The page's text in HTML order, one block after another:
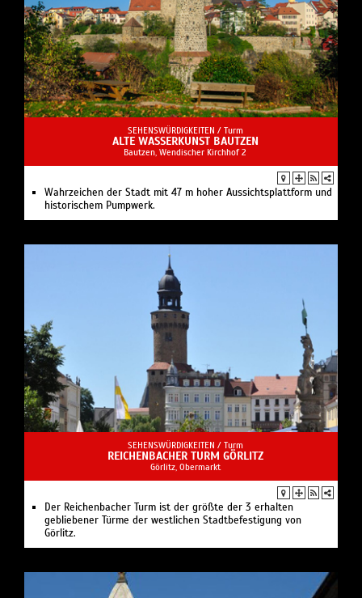
SEHENSWÜRDIGKEITEN / Turm
ALTE WASSERKUNST BAUTZEN
Bautzen, Wendischer Kirchhof 2
Wahrzeichen der Stadt mit 47 m hoher Aussichtsplattform und
historischem Pumpwerk.
SEHENSWÜRDIGKEITEN / Turm
REICHENBACHER TURM GÖRLITZ
Görlitz, Obermarkt
Der Reichenbacher Turm ist der größte der 3 erhalten
gebliebener Türme der westlichen Stadtbefestigung von
Görlitz.